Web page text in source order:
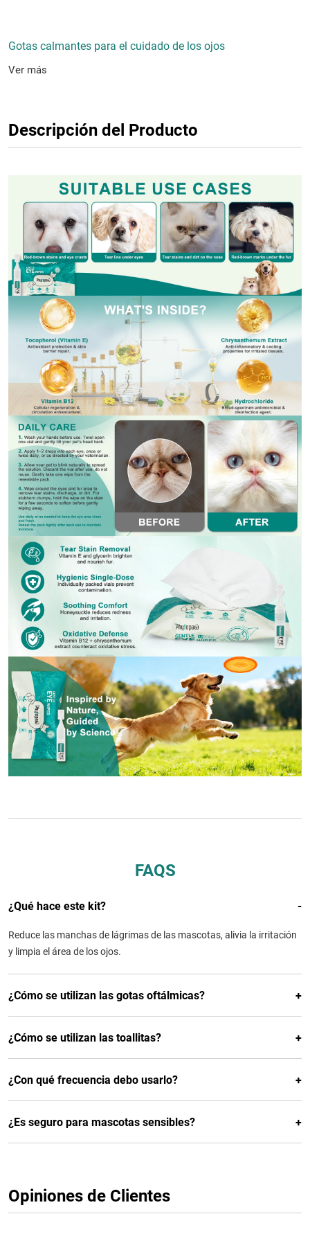
Gotas calmantes para el cuidado de los ojos
Ver más
Descripción del Producto
FAQS
¿Qué hace este kit?
Reduce las manchas de lágrimas de las mascotas, alivia la irritación
y limpia el área de los ojos.
¿Cómo se utilizan las gotas oftálmicas?
¿Cómo se utilizan las toallitas?
¿Con qué frecuencia debo usarlo?
¿Es seguro para mascotas sensibles?
Opiniones de Clientes